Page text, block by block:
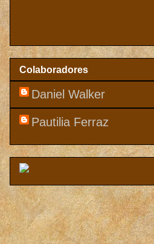
Colaboradores
Daniel Walker
Pautilia Ferraz